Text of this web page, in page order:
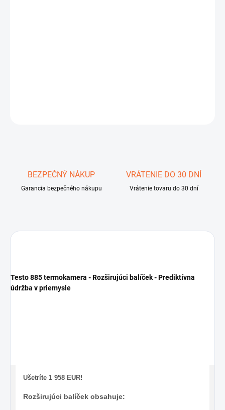
BEZPEČNÝ NÁKUP
Garancia bezpečného nákupu
VRÁTENIE DO 30 DNÍ
Vrátenie tovaru do 30 dní
Testo 885 termokamera - Rozširujúci balíček - Prediktívna
údržba v priemysle
Ušetríte 1 958 EUR!
Rozširujúci balíček obsahuje: